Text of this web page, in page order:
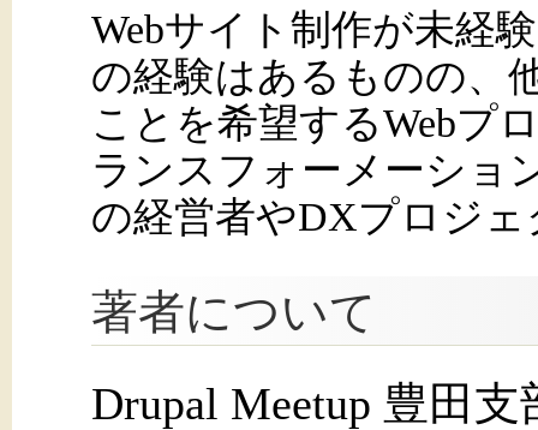
Webサイト制作が未経
の経験はあるものの、
ことを希望するWebプ
ランスフォーメーショ
の経営者やDXプロジェ
著者について
Drupal Meetup 豊田支